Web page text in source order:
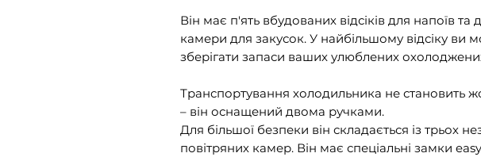
Він має п'ять вбудованих відсіків для напоїв та
камери для закусок. У найбільшому відсіку ви
зберігати запаси ваших улюблених
Транспортування холодильника не становить
– він оснащений двома ручками.
Для більшої безпеки він складається із трьох
повітряних камер. Він має спеціальні замки